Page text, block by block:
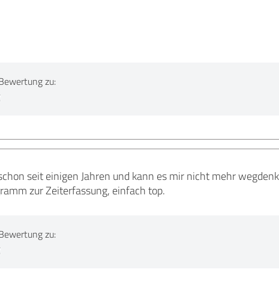
zu:
seit einigen Jahren und kann es mir nicht mehr
zur Zeiterfassung, einfach top.
zu: